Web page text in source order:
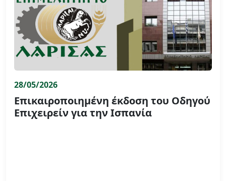
28/05/2026
Επικαιροποιημένη έκδοση του Οδηγού
Επιχειρείν για την Ισπανία